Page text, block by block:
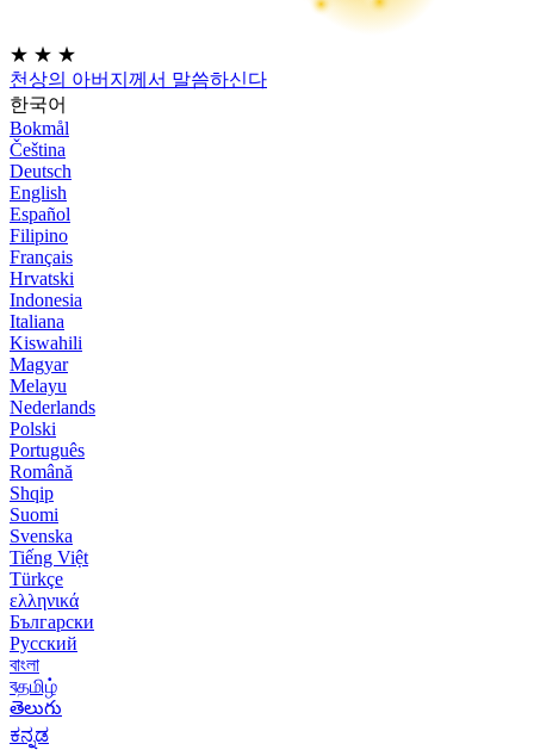
★ ★ ★
천상의 아버지께서 말씀하신다
한국어
Bokmål
Čeština
Deutsch
English
Español
Filipino
Français
Hrvatski
Indonesia
Italiana
Kiswahili
Magyar
Melayu
Nederlands
Polski
Português
Română
Shqip
Suomi
Svenska
Tiếng Việt
Türkçe
ελληνικά
Български
Русский
বাংলা
বதமிழ்
తెలుగు
ಕನ್ನಡ